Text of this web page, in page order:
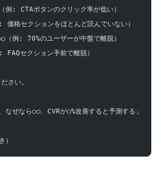
例: CTAボタンのクリック率が低い）
格セクションをほとんど読んでいない）
（例: 70%のユーザーが中盤で離脱）
セクション手前で離脱）
さい。
ぜなら○○、CVRが○%改善すると予測する」